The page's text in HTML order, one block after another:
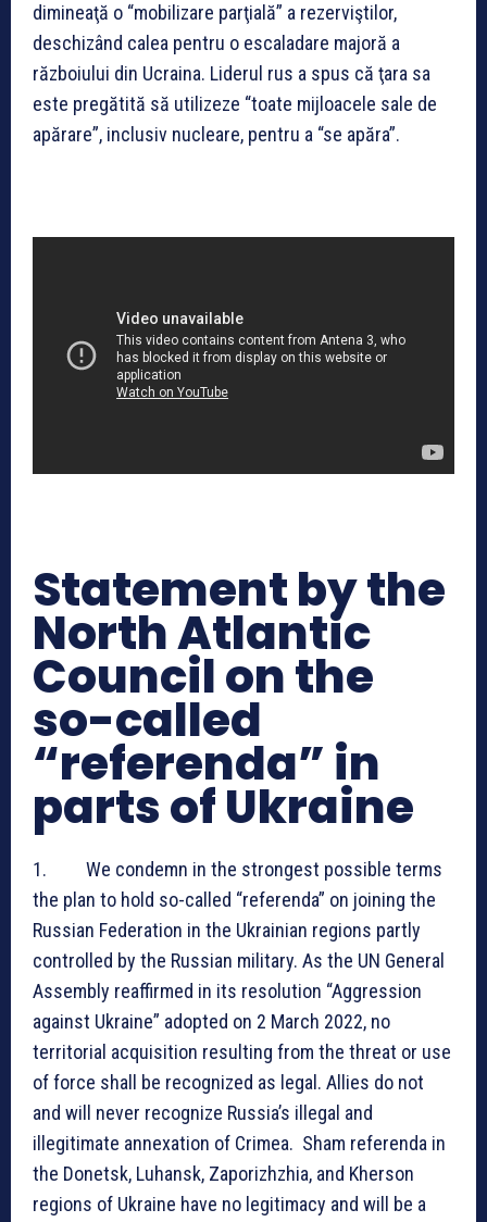
dimineaţă o “mobilizare parţială” a rezerviştilor,
deschizând calea pentru o escaladare majoră a
războiului din Ucraina. Liderul rus a spus că ţara sa
este pregătită să utilizeze “toate mijloacele sale de
apărare”, inclusiv nucleare, pentru a “se apăra”.
Statement by the
North Atlantic
Council on the
so-called
“referenda” in
parts of Ukraine
1. We condemn in the strongest possible terms
the plan to hold so-called “referenda” on joining the
Russian Federation in the Ukrainian regions partly
controlled by the Russian military. As the UN General
Assembly reaffirmed in its resolution “Aggression
against Ukraine” adopted on 2 March 2022, no
territorial acquisition resulting from the threat or use
of force shall be recognized as legal. Allies do not
and will never recognize Russia’s illegal and
illegitimate annexation of Crimea. Sham referenda in
the Donetsk, Luhansk, Zaporizhzhia, and Kherson
regions of Ukraine have no legitimacy and will be a